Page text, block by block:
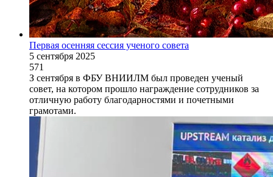
Первая осенняя сессия ученого совета
5 сентября 2025
571
З сентября в ФБУ ВНИИЛМ был проведен ученый
совет, на котором прошло награждение сотрудников за
отличную работу благодарностями и почетными
грамотами.